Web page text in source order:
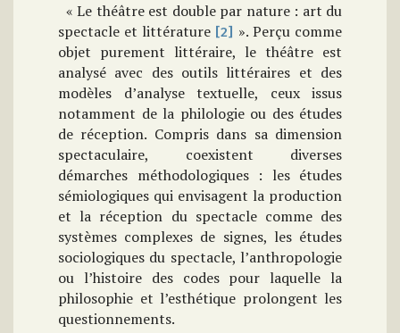
« Le théâtre est double par nature : art du
spectacle et littérature [2] ». Perçu comme
objet purement littéraire, le théâtre est
analysé avec des outils littéraires et des
modèles d’analyse textuelle, ceux issus
notamment de la philologie ou des études
de réception. Compris dans sa dimension
spectaculaire, coexistent diverses
démarches méthodologiques : les études
sémiologiques qui envisagent la production
et la réception du spectacle comme des
systèmes complexes de signes, les études
sociologiques du spectacle, l’anthropologie
ou l’histoire des codes pour laquelle la
philosophie et l’esthétique prolongent les
questionnements.